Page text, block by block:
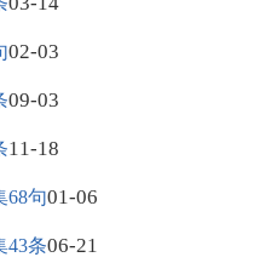
02-03
09-03
11-18
68句01-06
43条06-21